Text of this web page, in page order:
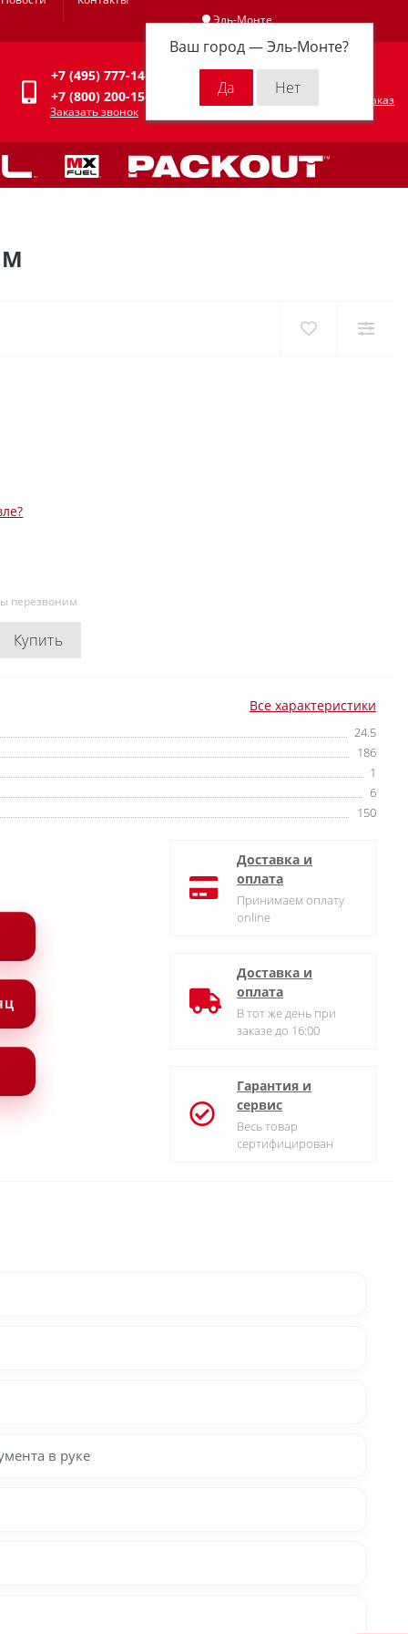
Эль-Монте
Ваш город —Эль-Монте?
Личный кабинет
+7 (495) 777-14-94
+7 (800) 200-15-94
Заказать звонок
Оформить заказ
перезвоним
Купить
Все характеристики
24.5
186
1
6
150
Доставка и
оплата
Принимаем оплату
online
Доставка и
оплата
В тот же день при
заказе до 16:00
Гарантия и
сервис
Весь товар
сертифицирован
в руке